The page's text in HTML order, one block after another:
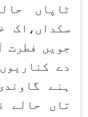
ٹاپاں
سکداں،اک
جویں فطرت
دے
ہنے
تاں حالے